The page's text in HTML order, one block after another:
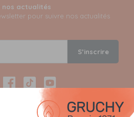
nos actualités
pour suivre nos actualités
S’inscrire
Facebook
TikTokYouTube